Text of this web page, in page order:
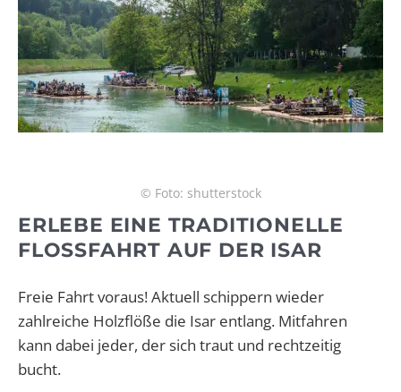
© Foto: shutterstock
ERLEBE EINE TRADITIONELLE
FLOSSFAHRT AUF DER ISAR
Freie Fahrt voraus! Aktuell schippern wieder
zahlreiche Holzflöße die Isar entlang. Mitfahren
kann dabei jeder, der sich traut und rechtzeitig
bucht.